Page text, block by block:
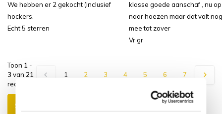
We hebben er 2 gekocht (inclusief
hockers.
Echt 5 sterren
klasse goede aanschaf , nu
naar hoezen maar dat valt
mee tot zover
Vr gr
Toon 1 -
3 van 21
reacties
1 2 3 4 5 6 7
Schrijf je eigen review